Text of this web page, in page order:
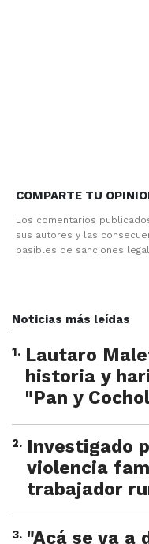
COMPARTE TU
Los comentarios
sus autores y las
pasibles de sanciones
Noticias más leídas
1. Lautaro
historia y
"Pan y
2. Investigado
violencia
trabajador
3. "Acá se va a